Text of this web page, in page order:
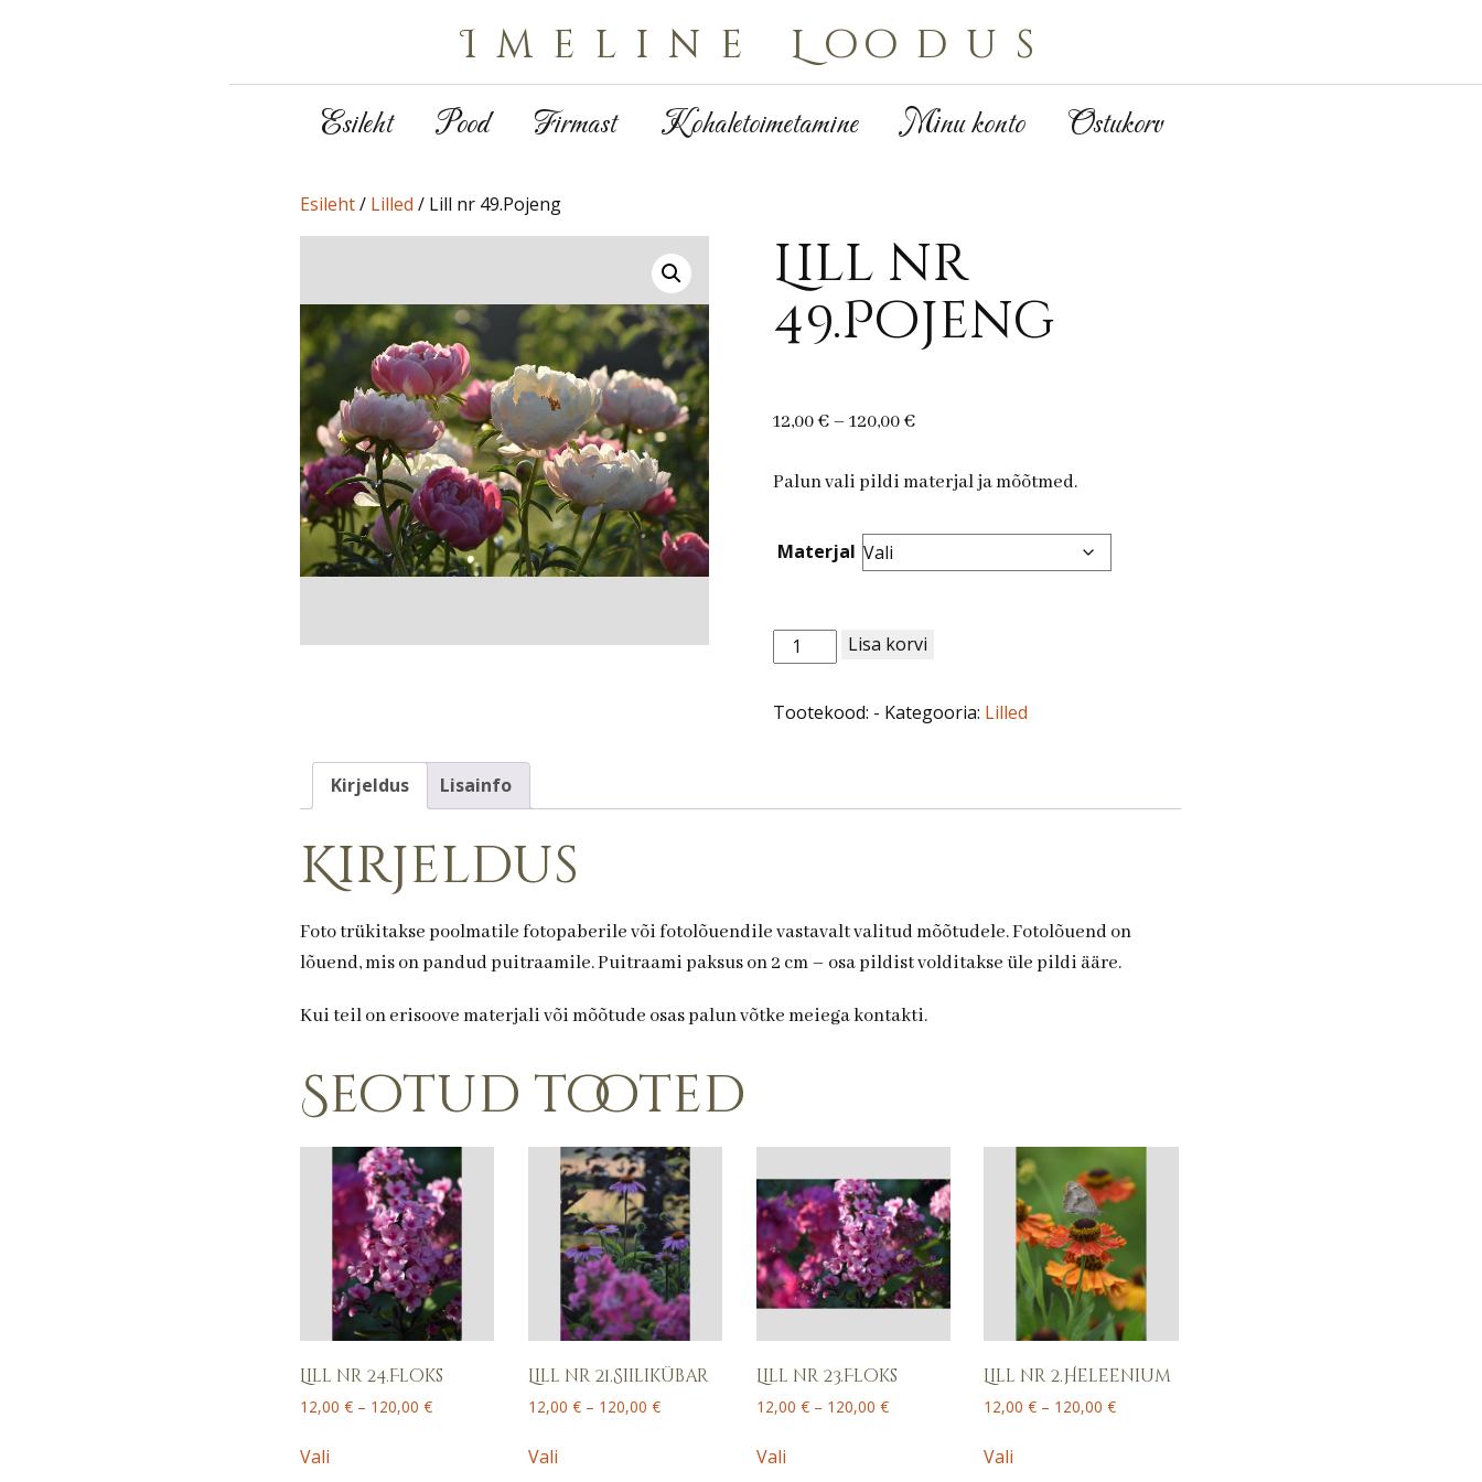
Imeline Loodus
Esileht Pood Firmast Kohaletoimetamine Minu konto Ostukorv
Esileht/ Lilled / Lill nr 49.Pojeng
Lill nr
49.Pojeng
12,00€ –120,00€Price
12,00 €
Palun vali pildi materjal ja mõõtmed.
Materjal
Lill
nr
kogus
Lisa korvi
Tootekood: - Kategooria: Lilled
Kirjeldus Lisainfo
Kirjeldus
Foto trükitakse poolmatile fotopaberile või fotolõuendile vastavalt valitud mõõtudele. Fotolõuend on
lõuend, mis on pandud puitraamile. Puitraami paksus on 2 cm – osa pildist volditakse üle pildi ääre.
Kui teil on erisoove materjali või mõõtude osas palun võtke meiega kontakti.
Seotud tooted
Lill nr 24.Floks
12,00€ – 120,00€Price
Vali
Lill nr 21.Siilikübar
12,00 € – 120,00 €Price
Valiproduct
Lill nr 23.Floks
12,00 € – 120,00 €Price
Valiproduct
Lill nr 2.Heleenium
12,00€ – 120,00€Price
Vali